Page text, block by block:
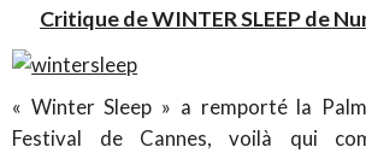
Critique de WINTER SLEEP de
« Winter Sleep » a remporté la
Festival de Cannes, voilà qui